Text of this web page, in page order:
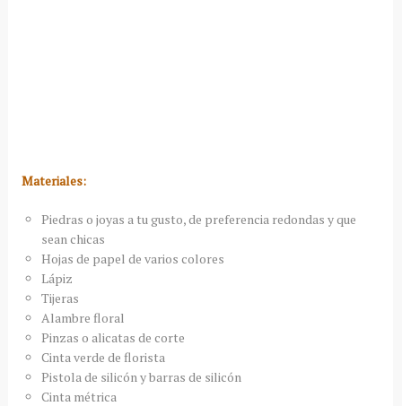
Materiales:
Piedras o joyas a tu gusto, de preferencia redondas y que
sean chicas
Hojas de papel de varios colores
Lápiz
Tijeras
Alambre floral
Pinzas o alicatas de corte
Cinta verde de florista
Pistola de silicón y barras de silicón
Cinta métrica